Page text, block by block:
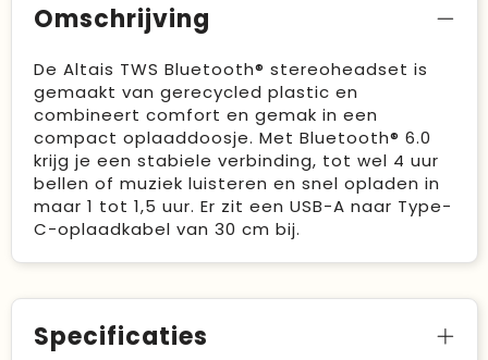
Omschrijving
De Altais TWS Bluetooth® stereoheadset is
gemaakt van gerecycled plastic en
combineert comfort en gemak in een
compact oplaaddoosje. Met Bluetooth® 6.0
krijg je een stabiele verbinding, tot wel 4 uur
bellen of muziek luisteren en snel opladen in
maar 1 tot 1,5 uur. Er zit een USB-A naar Type-
C-oplaadkabel van 30 cm bij.
Specificaties